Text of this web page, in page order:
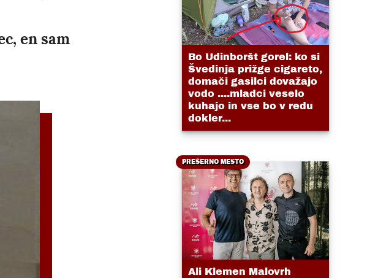
en sam
Bo Udinboršt gorel: ko si
Švedinja prižge cigareto,
domači gasilci dovažajo
vodo ....mladci veselo
kuhajo in vse bo v redu
dokler...
PREŠERNO MESTO
Ali Klemen Malovrh